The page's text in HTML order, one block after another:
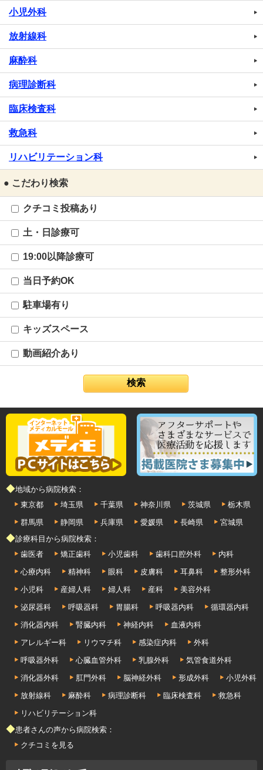
小児外科
放射線科
麻酔科
病理診断科
臨床検査科
救急科
リハビリテーション科
● こだわり検索
クチコミ投稿あり
土・日診療可
19:00以降診療可
当日予約OK
駐車場有り
キッズスペース
動画紹介あり
◆地域から病院検索：
東京都
埼玉県 千葉県 神奈川県 茨城県
栃木県
群馬県
静岡県 兵庫県 愛媛県 長崎県
宮城県
◆診療科目から病院検索：
歯医者
矯正歯科 小児歯科 歯科口腔外科
内科
心療内科
精神科 眼科 皮膚科 耳鼻科
整形外科
小児科
産婦人科 婦人科 産科
美容外科
泌尿器科
呼吸器科 胃腸科 呼吸器内科
循環器内科
消化器内科
腎臓内科 神経内科
血液内科
アレルギー科
リウマチ科 感染症内科
外科
呼吸器外科
心臓血管外科 乳腺外科
気管食道外科
消化器外科
肛門外科 脳神経外科 形成外科
小児外科
放射線科
麻酔科 病理診断科 臨床検査科
救急科
リハビリテーション科
◆患者さんの声から病院検索：
クチコミを見る